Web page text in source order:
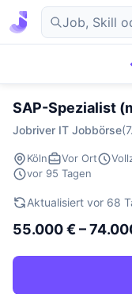
SAP-Spezialist
Jobriver IT Jobbörse
Köln Vor Ort
vor 95 Tagen
Aktualisiert vor 68
55.000 € –